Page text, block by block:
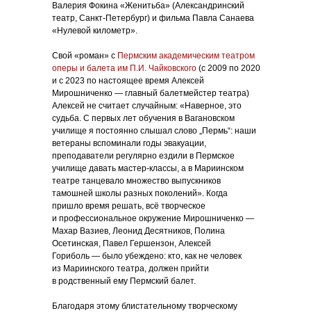
Валерия Фокина «Женитьба» (Александринский
театр, Санкт-Петербург) и фильма Павла Санаева
«Нулевой километр».
Свой «роман» с Пермским академическим театром
оперы и балета им П.И. Чайковского (с 2009 по 2020
и с 2023 по настоящее время Алексей
Мирошниченко — главный балетмейстер театра)
Алексей не считает случайным: «Наверное, это
судьба. С первых лет обучения в Вагановском
училище я постоянно слышал слово „Пермь“: наши
ветераны вспоминали годы эвакуации,
преподаватели регулярно ездили в Пермское
училище давать мастер-классы, а в Мариинском
театре танцевало множество выпускников
тамошней школы разных поколений». Когда
пришло время решать, всё творческое
и профессиональное окружение Мирошниченко —
Махар Вазиев, Леонид Десятников, Полина
Осетинская, Павел Гершензон, Алексей
Гориболь — было убеждено: кто, как не человек
из Мариинского театра, должен прийти
в родственный ему Пермский балет.
Благодаря этому блистательному творческому